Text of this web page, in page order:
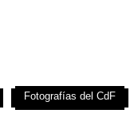
Fotografías del CdF